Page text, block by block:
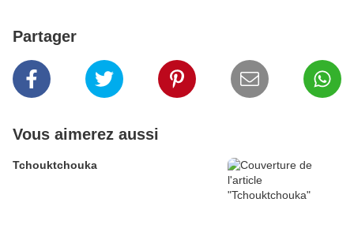
Partager
Vous aimerez aussi
Tchouktchouka